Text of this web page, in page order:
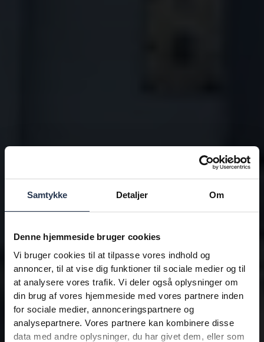
Samtykke Detaljer Om
Denne hjemmeside bruger cookies
Vi bruger cookies til at tilpasse vores indhold og
annoncer, til at vise dig funktioner til sociale medier og til
at analysere vores trafik. Vi deler også oplysninger om
din brug af vores hjemmeside med vores partnere inden
for sociale medier, annonceringspartnere og
analysepartnere. Vores partnere kan kombinere disse
data med andre oplysninger, du har givet dem, eller som